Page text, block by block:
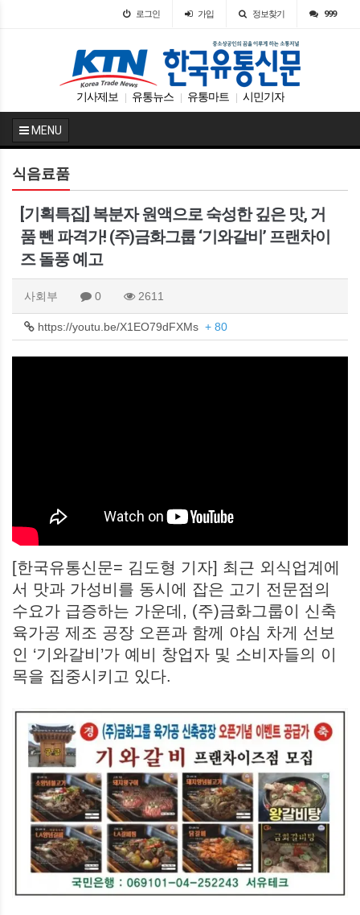
로그인 가입 정보찾기 999
기사제보 유통뉴스 유통마트 시민기자
MENU
식음료품
[기획특집] 복분자 원액으로 숙성한 깊은 맛, 거
품 뺀 파격가! (주)금화그룹 ‘기와갈비’ 프랜차이
즈 돌풍 예고
사회부 0 2611
https://youtu.be/X1EO79dFXMs + 80
[한국유통신문= 김도형 기자] 최근 외식업계에
서 맛과 가성비를 동시에 잡은 고기 전문점의
수요가 급증하는 가운데, (주)금화그룹이 신축
육가공 제조 공장 오픈과 함께 야심 차게 선보
인 ‘기와갈비’가 예비 창업자 및 소비자들의 이
목을 집중시키고 있다.